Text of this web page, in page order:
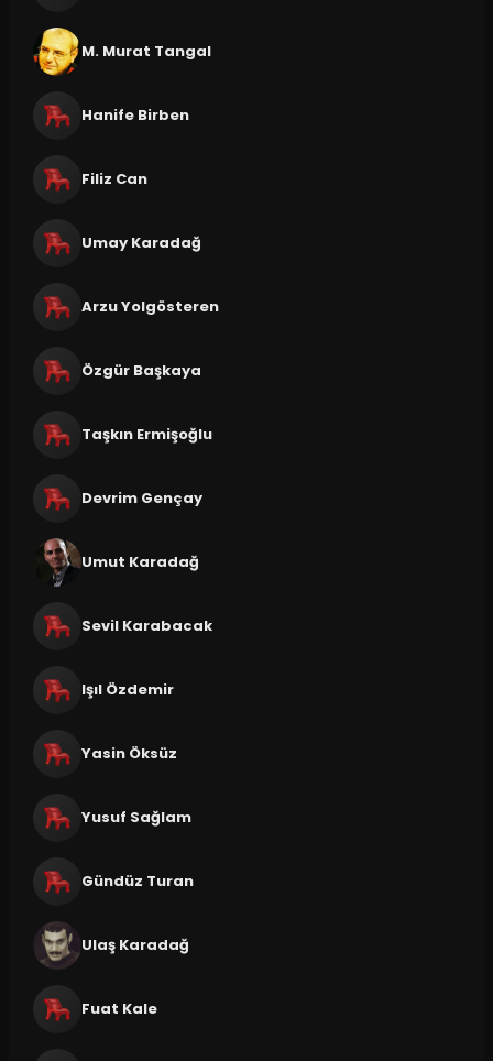
M. Murat Tangal
Hanife Birben
Filiz Can
Umay Karadağ
Arzu Yolgösteren
Özgür Başkaya
Taşkın Ermişoğlu
Devrim Gençay
Umut Karadağ
Sevil Karabacak
Işıl Özdemir
Yasin Öksüz
Yusuf Sağlam
Gündüz Turan
Ulaş Karadağ
Fuat Kale